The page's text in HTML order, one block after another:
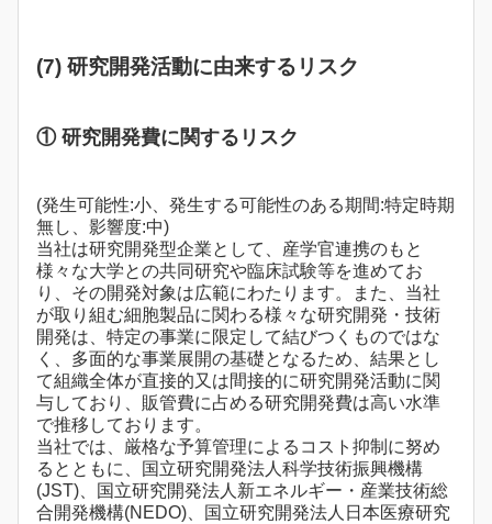
(7) 研究開発活動に由来するリスク
① 研究開発費に関するリスク
(発生可能性:小、発生する可能性のある期間:特定時期
無し、影響度:中)
当社は研究開発型企業として、産学官連携のもと
様々な大学との共同研究や臨床試験等を進めてお
り、その開発対象は広範にわたります。また、当社
が取り組む細胞製品に関わる様々な研究開発・技術
開発は、特定の事業に限定して結びつくものではな
く、多面的な事業展開の基礎となるため、結果とし
て組織全体が直接的又は間接的に研究開発活動に関
与しており、販管費に占める研究開発費は高い水準
で推移しております。
当社では、厳格な予算管理によるコスト抑制に努め
るとともに、国立研究開発法人科学技術振興機構
(JST)、国立研究開発法人新エネルギー・産業技術総
合開発機構(NEDO)、国立研究開発法人日本医療研究